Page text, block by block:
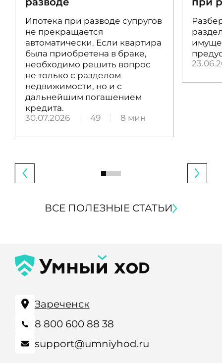
Ипотека при разводе супругов
не прекращается
автоматически. Если квартира
была приобретена в браке,
необходимо решить вопрос
не только с разделом
недвижимости, но и с
дальнейшим погашением
кредита.
30.07.2026
49 8 мин
ВСЕ ПОЛЕЗНЫЕ СТАТЬИ
Зареченск
8 800 600 88 38
support@umniyhod.ru